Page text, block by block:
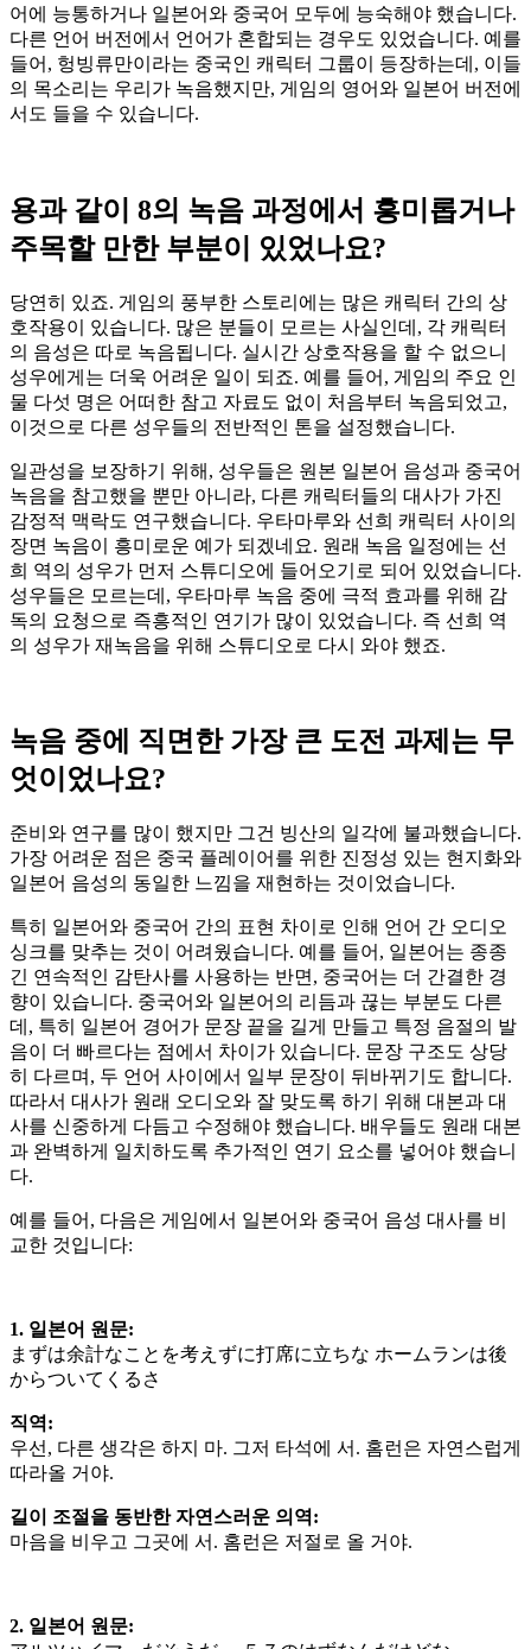
어에 능통하거나 일본어와 중국어 모두에 능숙해야 했습니다.
다른 언어 버전에서 언어가 혼합되는 경우도 있었습니다. 예를
들어, 헝빙류만이라는 중국인 캐릭터 그룹이 등장하는데, 이들
의 목소리는 우리가 녹음했지만, 게임의 영어와 일본어 버전에
서도 들을 수 있습니다.
용과 같이 8의 녹음 과정에서 흥미롭거나
주목할 만한 부분이 있었나요?
당연히 있죠. 게임의 풍부한 스토리에는 많은 캐릭터 간의 상
호작용이 있습니다. 많은 분들이 모르는 사실인데, 각 캐릭터
의 음성은 따로 녹음됩니다. 실시간 상호작용을 할 수 없으니
성우에게는 더욱 어려운 일이 되죠. 예를 들어, 게임의 주요 인
물 다섯 명은 어떠한 참고 자료도 없이 처음부터 녹음되었고,
이것으로 다른 성우들의 전반적인 톤을 설정했습니다.
일관성을 보장하기 위해, 성우들은 원본 일본어 음성과 중국어
녹음을 참고했을 뿐만 아니라, 다른 캐릭터들의 대사가 가진
감정적 맥락도 연구했습니다. 우타마루와 선희 캐릭터 사이의
장면 녹음이 흥미로운 예가 되겠네요. 원래 녹음 일정에는 선
희 역의 성우가 먼저 스튜디오에 들어오기로 되어 있었습니다.
성우들은 모르는데, 우타마루 녹음 중에 극적 효과를 위해 감
독의 요청으로 즉흥적인 연기가 많이 있었습니다. 즉 선희 역
의 성우가 재녹음을 위해 스튜디오로 다시 와야 했죠.
녹음 중에 직면한 가장 큰 도전 과제는 무
엇이었나요?
준비와 연구를 많이 했지만 그건 빙산의 일각에 불과했습니다.
가장 어려운 점은 중국 플레이어를 위한 진정성 있는 현지화와
일본어 음성의 동일한 느낌을 재현하는 것이었습니다.
특히 일본어와 중국어 간의 표현 차이로 인해 언어 간 오디오
싱크를 맞추는 것이 어려웠습니다. 예를 들어, 일본어는 종종
긴 연속적인 감탄사를 사용하는 반면, 중국어는 더 간결한 경
향이 있습니다. 중국어와 일본어의 리듬과 끊는 부분도 다른
데, 특히 일본어 경어가 문장 끝을 길게 만들고 특정 음절의 발
음이 더 빠르다는 점에서 차이가 있습니다. 문장 구조도 상당
히 다르며, 두 언어 사이에서 일부 문장이 뒤바뀌기도 합니다.
따라서 대사가 원래 오디오와 잘 맞도록 하기 위해 대본과 대
사를 신중하게 다듬고 수정해야 했습니다. 배우들도 원래 대본
과 완벽하게 일치하도록 추가적인 연기 요소를 넣어야 했습니
다.
예를 들어, 다음은 게임에서 일본어와 중국어 음성 대사를 비
교한 것입니다:
1. 일본어 원문:
まずは余計なことを考えずに打席に立ちな ホームランは後
からついてくるさ
직역:
우선, 다른 생각은 하지 마. 그저 타석에 서. 홈런은 자연스럽게
따라올 거야.
길이 조절을 동반한 자연스러운 의역:
마음을 비우고 그곳에 서. 홈런은 저절로 올 거야.
2. 일본어 원문: